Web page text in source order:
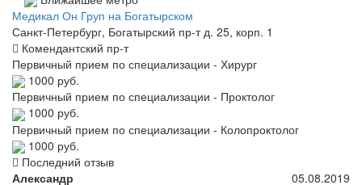
Медикал Он Груп на Богатырском
Санкт-Петербург, Богатырский пр-т д. 25, корп. 1
Комендантский пр-т
Первичный прием по специализации - Хирург
1000 руб.
Первичный прием по специализации - Проктолог
1000 руб.
Первичный прием по специализации - Колопроктолог
1000 руб.
Последний отзыв
Александр
05.08.2019